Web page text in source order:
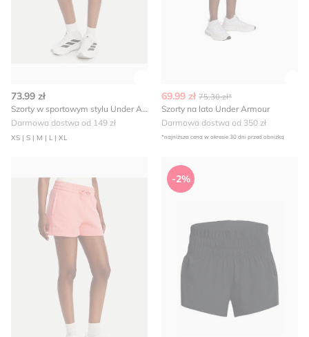
73.99 zł
Szorty w sportowym stylu Under Armour
Darmowa dostwa od 149 zł
XS | S | M | L | XL
69.99 zł 75.30 zł*
Szorty na lato Under Armour
Darmowa dostwa od 350 zł
*najniższa cena w okresie 30 dni przed obniżką
Under Armour - Szorty sportoweSzorty Under Armour
-2%